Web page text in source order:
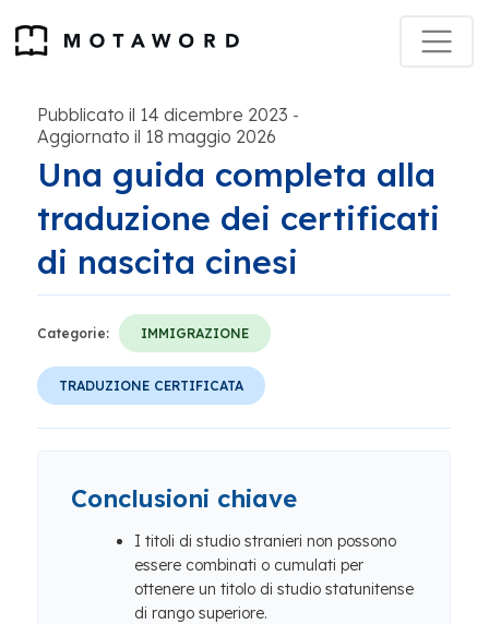
Pubblicato il 14 dicembre 2023 -
Aggiornato il 18 maggio 2026
Una guida completa alla
traduzione dei certificati
di nascita cinesi
Categorie: IMMIGRAZIONE
TRADUZIONE CERTIFICATA
Conclusioni chiave
I titoli di studio stranieri non possono
essere combinati o cumulati per
ottenere un titolo di studio statunitense
di rango superiore.